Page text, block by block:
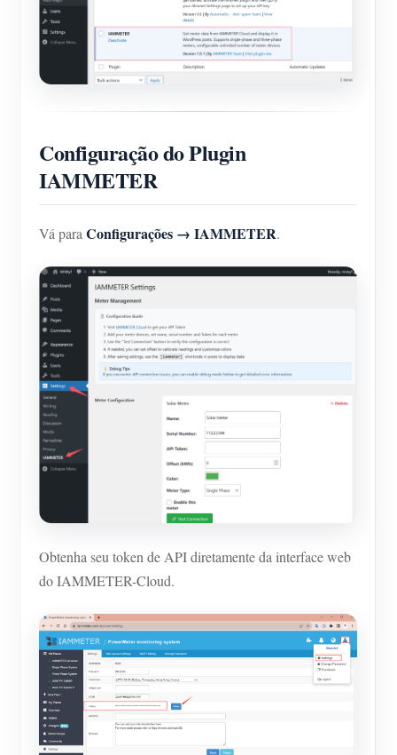
Configuração do Plugin
IAMMETER
Vá paraConfigurações → IAMMETER.
Obtenha seu token de API diretamente da interface web
do IAMMETER-Cloud.